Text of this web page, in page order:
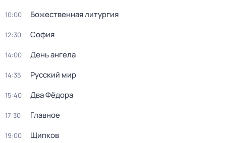
10:00 Божeственная литуpгия
12:30 София
14:00 День ангела
14:35 Русский мир
15:40 Два Фёдора
17:30 Главное
19:00 Щипков